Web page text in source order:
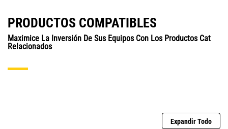
PRODUCTOS COMPATIBLES
Maximice La Inversión De Sus Equipos Con Los Productos Cat
Relacionados
Expandir Todo